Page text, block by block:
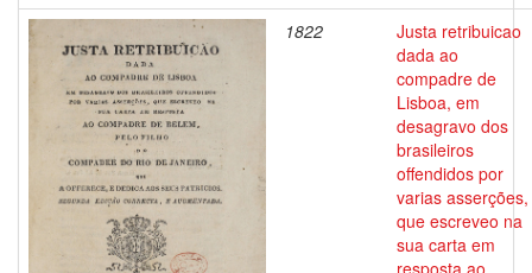
1822
Justa retribuicao
dada ao
compadre de
Lisboa, em
desagravo dos
brasileiros
offendidos por
varias asserções,
que escreveo na
sua carta em
resposta ao